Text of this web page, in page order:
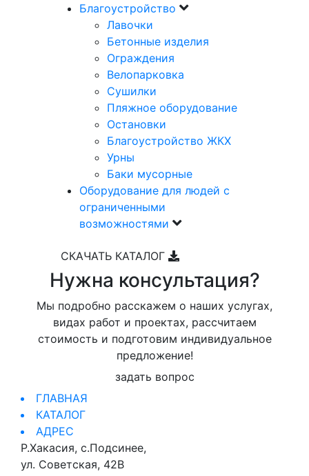
Благоустройство
Лавочки
Бетонные изделия
Ограждения
Велопарковка
Сушилки
Пляжное оборудование
Остановки
Благоустройство ЖКХ
Урны
Баки мусорные
Оборудование для людей с
ограниченными
возможностями
СКАЧАТЬ КАТАЛОГ
Нужна консультация?
Мы подробно расскажем о наших услугах,
видах работ и проектах, рассчитаем
стоимость и подготовим индивидуальное
предложение!
задать вопрос
ГЛАВНАЯ
КАТАЛОГ
АДРЕС
Р.Хакасия, с.Подсинее,
ул. Советская, 42В